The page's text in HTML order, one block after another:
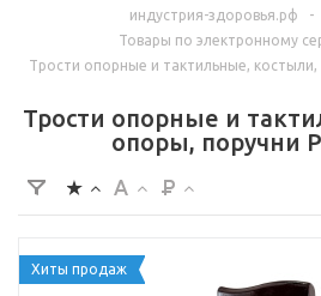
индустрия-здоровья.рф -
Товары по электронному
Трости опорные и тактильные,
Трости опорные и
опоры, поручни
Хиты продаж